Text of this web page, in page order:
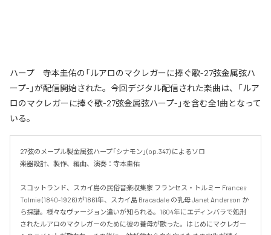
ハープ 寺本圭佑の「ルアロのマクレガーに捧ぐ歌-27弦金属弦ハ
ープ-」が配信開始された。今回デジタル配信された楽曲は、「ルア
ロのマクレガーに捧ぐ歌-27弦金属弦ハープ-」を含む全1曲となって
いる。
27弦のメープル製金属弦ハープ「シナモン」(op.347) によるソロ
楽器設計、製作、編曲、演奏：寺本圭佑
スコットランド、スカイ島の民俗音楽収集家 フランセス・トルミー Frances
Tolmie (1840-1926) が1861年、スカイ島 Bracadale の乳母 Janet Anderson か
ら採譜。様々なヴァージョン違いが知られる。1604年にエディンバラで処刑
されたルアロのマクレガーのために彼の養母が歌った。はじめにマクレガー